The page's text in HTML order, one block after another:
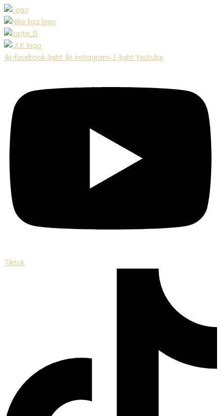
Preskočiť
na
obsah
Jki-facebook-light Jki-instagram-1-light Youtube
Tiktok